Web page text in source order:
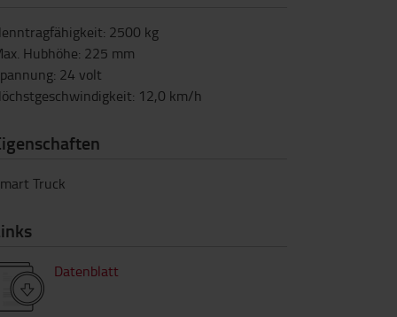
: 2500 kg
Hubhöhe: 225 mm
: 24 volt
: 12,0 km/h
Truck
Datenblatt